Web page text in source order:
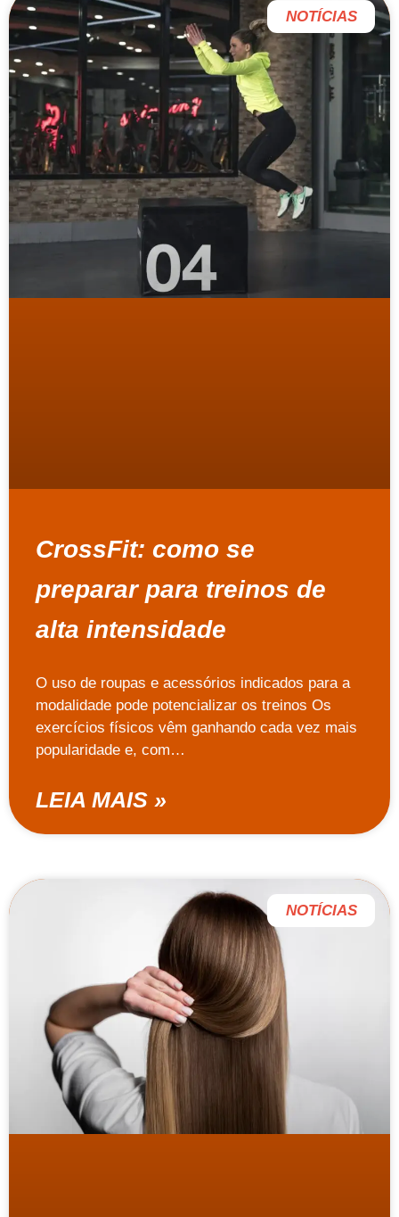
NOTÍCIAS
CrossFit: como se
preparar para treinos de
alta intensidade
O uso de roupas e acessórios indicados para a
modalidade pode potencializar os treinos Os
exercícios físicos vêm ganhando cada vez mais
popularidade e, com…
LEIA MAIS »
NOTÍCIAS